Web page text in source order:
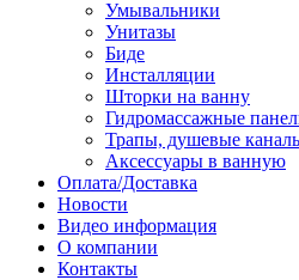
Умывальники
Унитазы
Биде
Инсталляции
Шторки на ванну
Гидромассажные
Трапы, душевые
Аксессуары в ванную
Оплата/Доставка
Новости
Видео информация
О компании
Контакты